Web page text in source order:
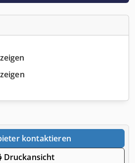
kontaktieren
Druckansicht